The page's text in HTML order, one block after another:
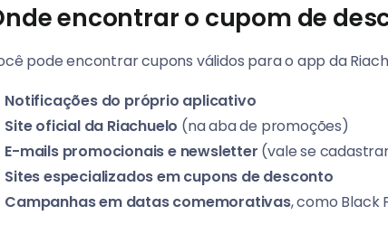
encontrar o cupom de
pode encontrar cupons válidos para o app da
Notificações do próprio aplicativo
Site oficial da Riachuelo (na aba de promoções)
E-mails promocionais e newsletter (vale se
Sites especializados em cupons de desconto
Campanhas em datas comemorativas, como Black